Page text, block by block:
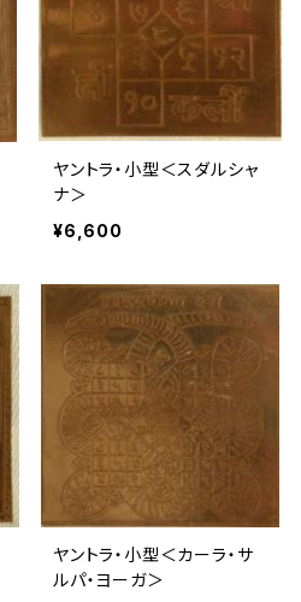
ヤントラ・小型＜スダルシャ
ナ＞
¥6,600
ヤントラ・小型＜カーラ・サ
ルパ・ヨーガ＞